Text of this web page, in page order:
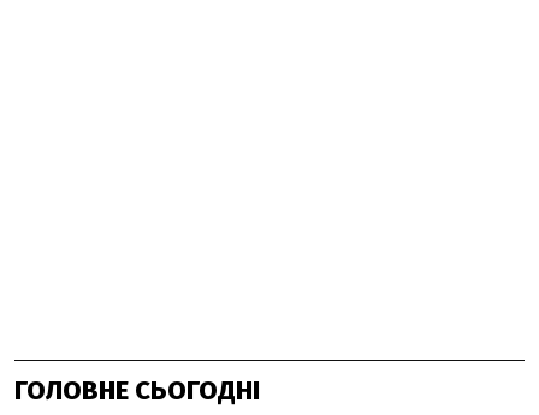
ГОЛОВНЕ СЬОГОДНІ